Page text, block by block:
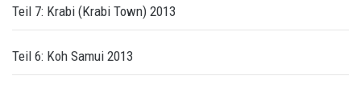
Teil 7: Krabi (Krabi Town) 2013
Teil 6: Koh Samui 2013